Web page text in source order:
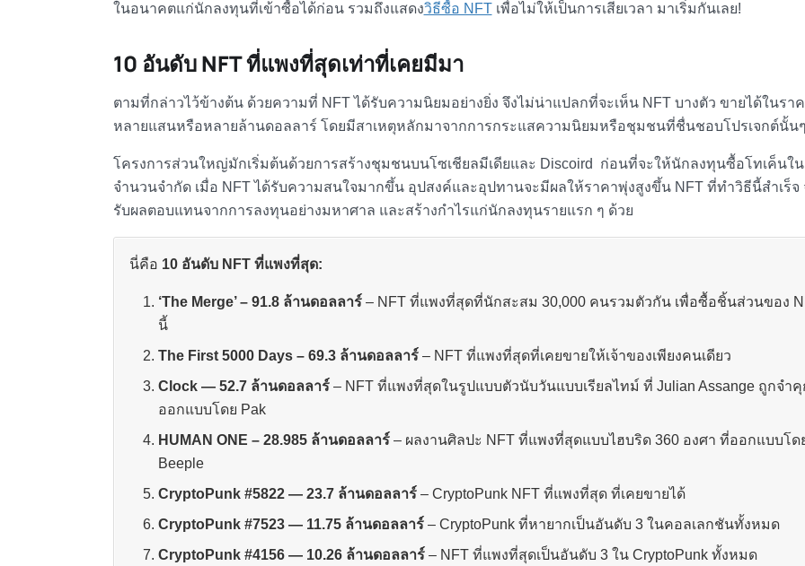
ในอนาคตแก่นักลงทุนที่เข้าซื้อได้ก่อน รวมถึงแสดงวิธีซื้อ NFTเพื่อไม่ให้เป็นการเสียเวลา มาเริ่มกันเลย!
10 อันดับNFT ที่แพงที่สุดเท่าที่เคยมีมา
ตามที่กล่าวไว้ข้างต้น ด้วยความที่ NFT ได้รับความนิยมอย่างยิ่ง จึงไม่น่าแปลกที่จะเห็น NFT บางตัว ขายได้ในรา
หลายแสนหรือหลายล้านดอลลาร์ โดยมีสาเหตุหลักมาจากการกระแสความนิยมหรือชุมชนที่ชื่นชอบโปรเจกต์นั้นๆ
โครงการส่วนใหญ่มักเริ่มต้นด้วยการสร้างชุมชนบนโซเชียลมีเดียและ Discoird ก่อนที่จะให้นักลงทุนซื้อโทเค็นใน
จำนวนจำกัด เมื่อ NFT ได้รับความสนใจมากขึ้น อุปสงค์และอุปทานจะมีผลให้ราคาพุ่งสูงขึ้น NFT ที่ทำวิธีนี้สำเร็จ
รับผลตอบแทนจากการลงทุนอย่างมหาศาล และสร้างกำไรแก่นักลงทุนรายแรก ๆ ด้วย
นี่คือ 10 อันดับ NFT ที่แพงที่สุด:
‘The Merge’ – 91.8 ล้านดอลลาร์ – NFT ที่แพงที่สุดที่นักสะสม 30,000 คนรวมตัวกัน เพื่อซื้อชิ้นส่วนของ
นี้
The First 5000 Days – 69.3 ล้านดอลลาร์ – NFT ที่แพงที่สุดที่เคยขายให้เจ้าของเพียงคนเดียว
Clock — 52.7 ล้านดอลลาร์ – NFT ที่แพงที่สุดในรูปแบบตัวนับวันแบบเรียลไทม์ ที่ Julian Assange ถูกจำคุ
ออกแบบโดย Pak
HUMAN ONE – 28.985 ล้านดอลลาร์ – ผลงานศิลปะ NFT ที่แพงที่สุดแบบไฮบริด 360 องศา ที่ออกแบบโด
Beeple
CryptoPunk #5822 — 23.7 ล้านดอลลาร์– CryptoPunk NFT ที่แพงที่สุด ที่เคยขายได้
CryptoPunk #7523 — 11.75 ล้านดอลลาร์ – CryptoPunk ที่หายากเป็นอันดับ 3 ในคอลเลกชันทั้งหมด
CryptoPunk #4156 — 10.26 ล้านดอลลาร์ – NFT ที่แพงที่สุดเป็นอันดับ 3 ใน CryptoPunk ทั้งหมด